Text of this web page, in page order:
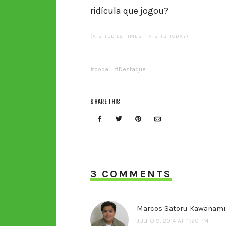
ridícula que jogou?
(VISITED 62 TIMES, 1 VISITS TODAY)
copa Destaque
SHARE THIS
3 COMMENTS
Marcos Satoru Kawanami
JULHO 9, 2014 AT 11:20 PM